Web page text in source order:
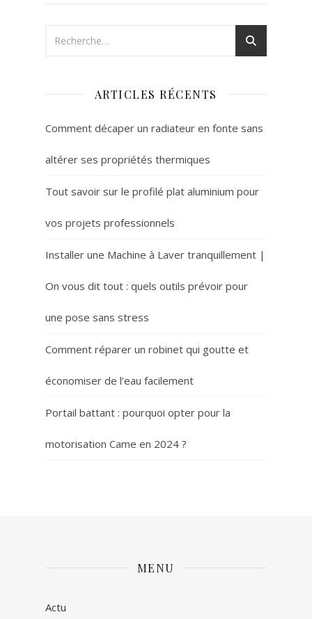
ARTICLES RÉCENTS
Comment décaper un radiateur en fonte sans
altérer ses propriétés thermiques
Tout savoir sur le profilé plat aluminium pour
vos projets professionnels
Installer une Machine à Laver tranquillement |
On vous dit tout : quels outils prévoir pour
une pose sans stress
Comment réparer un robinet qui goutte et
économiser de l’eau facilement
Portail battant : pourquoi opter pour la
motorisation Came en 2024 ?
MENU
Actu